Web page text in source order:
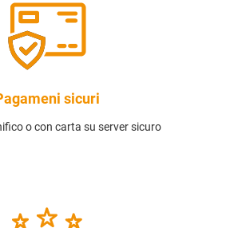
sicuri
o con carta su server sicuro